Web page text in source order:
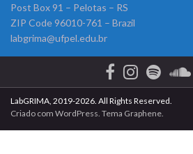
Post Box 91 – Pelotas – RS
ZIP Code 96010-761 – Brazil
labgrima@ufpel.edu.br
LabGRIMA, 2019-2026. All Rights Reserved.
Criado com WordPress . Tema Graphene